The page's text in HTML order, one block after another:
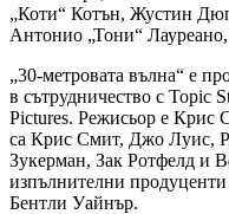
„Коти“ Котън, Жустин
Антонио „Тони“
„30-метровата вълна“ е
в сътрудничество с Topic
Pictures. Режисьор е Крис
са Крис Смит, Джо Луис,
Зукерман, Зак Ротфелд и
изпълнителни
Бентли Уайнър.